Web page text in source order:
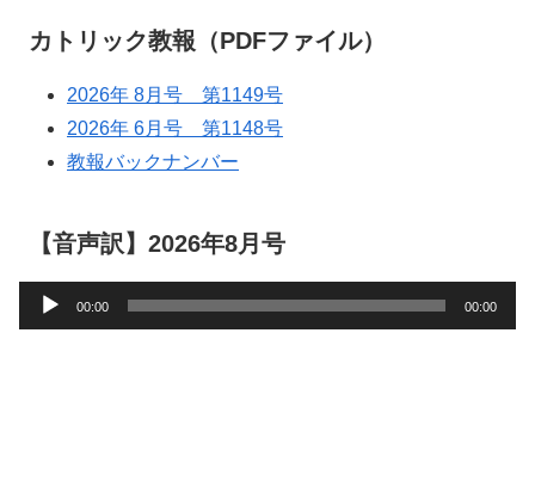
カトリック教報（PDFファイル）
2026年 8月号 第1149号
2026年 6月号 第1148号
教報バックナンバー
【音声訳】2026年8月号
声
00:00 00:00